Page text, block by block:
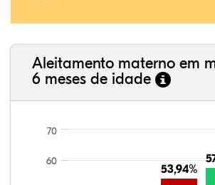
Aleitamento materno em
6 meses de idade
53,94%
53,94%
60
70
17,65%
1,21%
0,00%
71,43%
0,00%
9,70%
35,89%
3,62%
0,11%
52,11%
2,54%
5,72%